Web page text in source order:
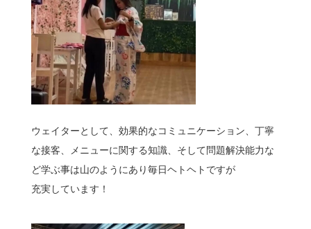
ウェイターとして、効果的なコミュニケーション、丁寧
な接客、メニューに関する知識、そして問題解決能力な
ど学ぶ事は山のようにあり毎日ヘトヘトですが
充実しています！